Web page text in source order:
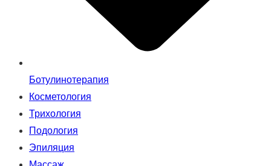
Ботулинотерапия
Косметология
Трихология
Подология
Эпиляция